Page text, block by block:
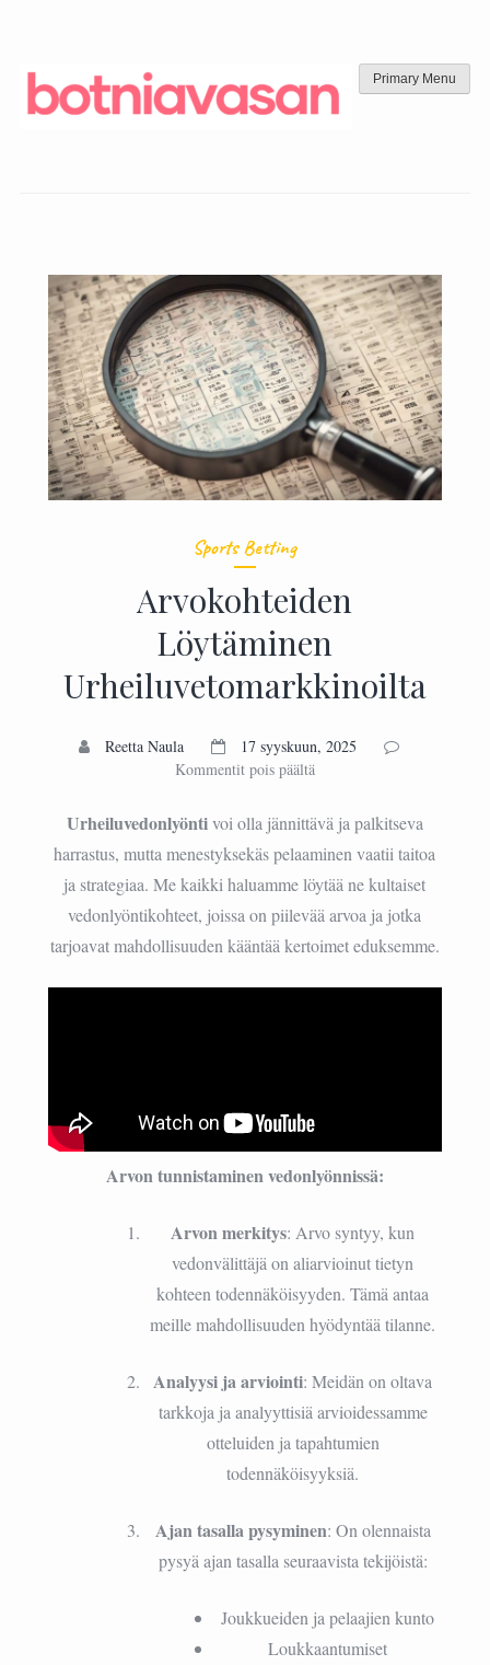
Primary Menu
Sports Betting
Arvokohteiden
Löytäminen
Urheiluvetomarkkinoilta
Reetta Naula
17 syyskuun, 2025
Kommentit pois päältäartikkelissa
Löytäminen
Urheiluvetomarkkinoilta
Urheiluvedonlyöntivoi olla jännittävä ja palkitseva
harrastus, mutta menestyksekäs pelaaminen vaatii taitoa
ja strategiaa. Me kaikki haluamme löytää ne kultaiset
vedonlyöntikohteet, joissa on piilevää arvoa ja jotka
tarjoavat mahdollisuuden kääntää kertoimet eduksemme.
Arvon tunnistaminen vedonlyönnissä:
Arvon merkitys: Arvo syntyy, kun
vedonvälittäjä on aliarvioinut tietyn
kohteen todennäköisyyden. Tämä antaa
meille mahdollisuuden hyödyntää tilanne.
Analyysi ja arviointi: Meidän on oltava
tarkkoja ja analyyttisiä arvioidessamme
otteluiden ja tapahtumien
todennäköisyyksiä.
Ajan tasalla pysyminen: On olennaista
pysyä ajan tasalla seuraavista tekijöistä:
Joukkueiden ja pelaajien kunto
Loukkaantumiset